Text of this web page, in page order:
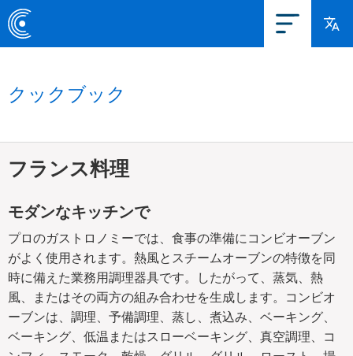
クックブック
フランス料理
モダンなキッチンで
プロのガストロノミーでは、食事の準備にコンビオーブン
がよく使用されます。熱風とスチームオーブンの特徴を同
時に備えた業務用調理器具です。したがって、蒸気、熱
風、またはその両方の組み合わせを生成します。コンビオ
ーブンは、調理、予備調理、蒸し、煮込み、ベーキング、
ベーキング、低温またはスローベーキング、真空調理、コ